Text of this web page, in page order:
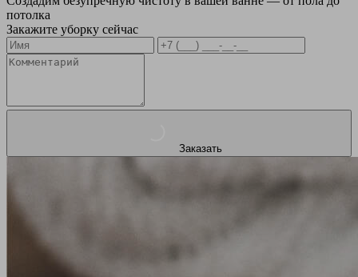
потолка
Закажите уборку сейчас
Заказать